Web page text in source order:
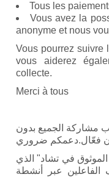
Tous les
Vous avez la
anonyme et nous
Vous pourrez suivre
vous aiderez
collecte.
Merci à tous
مشاركة الجميع بدون
فعّال.دعمكم ضروري
في تشاد" الذي
عبر أنشطة